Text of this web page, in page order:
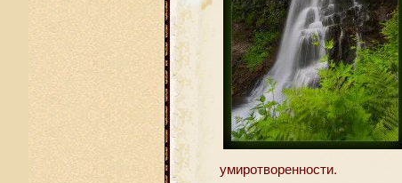
умиротворенности.